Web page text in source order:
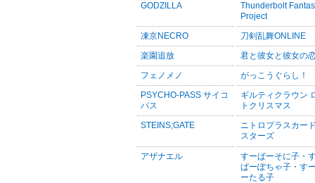
GODZILLA
Thunderbolt
Project
凍京NECRO 刀剣乱舞ONLINE
楽園追放 君と彼女と彼女の
フェノメノ がっこうぐらし！
PSYCHO-PASS サイコ
パス
ギルティクラウン
トクリスマス
STEINS;GATE
ニトロプラスカー
スターズ
アザナエル
すーぱーそに子・
ぱーぽちゃ子・す
ーたる子